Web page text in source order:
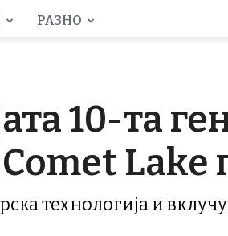
РАЗНО
10-та
Lake
технологија и